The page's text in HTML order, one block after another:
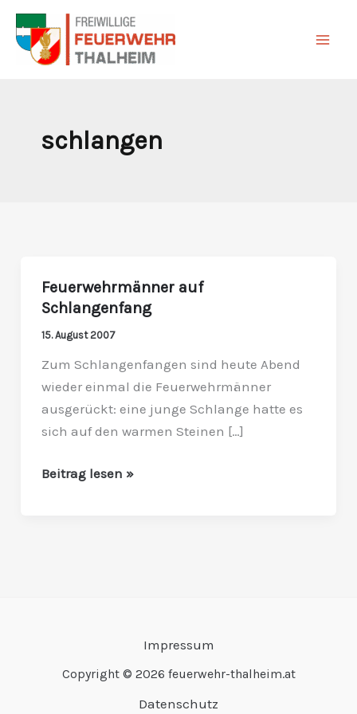
Zum
Inhalt
springen
schlangen
Feuerwehrmänner auf
Schlangenfang
15. August 2007
Zum Schlangenfangen sind heute Abend
wieder einmal die Feuerwehrmänner
ausgerückt: eine junge Schlange hatte es
sich auf den warmen Steinen […]
Feuerwehrmänner
auf
Schlangenfang
Beitrag lesen »
Impressum
Copyright © 2026 feuerwehr-thalheim.at
Datenschutz